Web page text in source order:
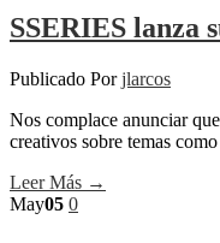
SSERIES lanza
Publicado Porjlarcos
Nos complace anunciar
creativos sobre temas
Leer Más →
May05 0